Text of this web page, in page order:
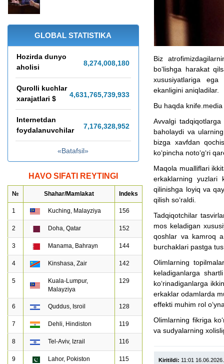
GLOBAL STATISTIKA
8,274,008,184
Hozirda dunyo
aholisi
4,631,765,850,047
Qurolli kuchlar
xarajatlari $
7,176,328,981
Internetdan
foydalanuvchilar
«Batafsil»
HAVO SIFATI REYTINGI
№ Shahar/Mamlakat Indeks
1 Kuching, Malayziya 156
2 Doha, Qatar 152
3 Manama, Bahrayn 144
4 Kinshasa, Zair 142
5
Kuala-Lumpur,
Malayziya
129
6 Quddus, Isroil 128
7 Dehli, Hindiston 119
8 Tel-Aviv, Izrail 116
9 Lahor, Pokiston 115
Biz
bo‘lishga harakat
xususiyatlariga
ekanligini aniqladilar.
Bu haqda
Avvalgi
baholaydi va
bizga xavfdan
ko‘pincha noto‘g‘ri
Maqola mualliflari
erkaklarning yuzlari
qilinishga loyiq va
qilish so‘raldi.
Tadqiqotchilar
mos keladigan
qoshlar va kamroq
burchaklari pastga
Olimlarning
keladiganlarga
ko‘rinadiganlarga
erkaklar odamlarda
effekti muhim rol
Olimlarning fikriga
va sudyalarning
Kiritildi: 11:01